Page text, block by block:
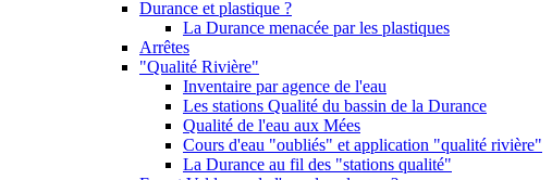
Durance et plastique ?
La Durance menacée par les plastiques
Arrêtes
"Qualité Rivière"
Inventaire par agence de l'eau
Les stations Qualité du bassin de la Durance
Qualité de l'eau aux Mées
Cours d'eau "oubliés" et application "qualité rivière"
La Durance au fil des "stations qualité"